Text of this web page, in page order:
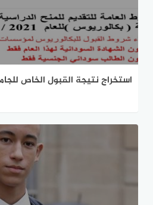
استخراج نتيجة القبول الخاص